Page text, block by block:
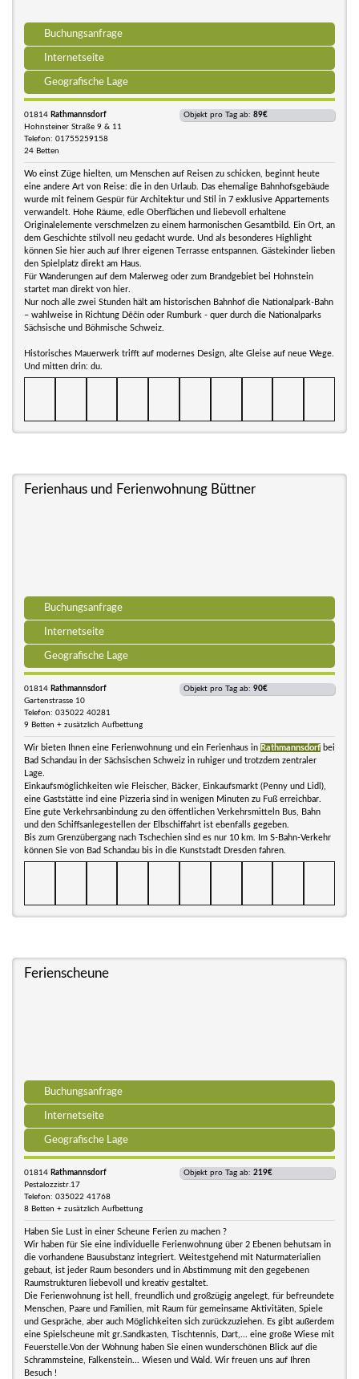
Buchungsanfrage
Internetseite
Geografische Lage
01814 Rathmannsdorf
Hohnsteiner Straße 9 & 11
Telefon: 01755259158
24 Betten
Objekt pro Tag ab: 89€
Wo einst Züge hielten, um Menschen auf Reisen zu schicken, beginnt heute
eine andere Art von Reise: die in den Urlaub. Das ehemalige Bahnhofsgebäude
wurde mit feinem Gespür für Architektur und Stil in 7 exklusive Appartements
verwandelt. Hohe Räume, edle Oberflächen und liebevoll erhaltene
Originalelemente verschmelzen zu einem harmonischen Gesamtbild. Ein Ort, an
dem Geschichte stilvoll neu gedacht wurde. Und als besonderes Highlight
können Sie hier auch auf Ihrer eigenen Terrasse entspannen. Gästekinder lieben
den Spielplatz direkt am Haus.
Für Wanderungen auf dem Malerweg oder zum Brandgebiet bei Hohnstein
startet man direkt von hier.
Nur noch alle zwei Stunden hält am historischen Bahnhof die Nationalpark-Bahn
– wahlweise in Richtung Děčín oder Rumburk - quer durch die Nationalparks
Sächsische und Böhmische Schweiz.
Historisches Mauerwerk trifft auf modernes Design, alte Gleise auf neue Wege.
Und mitten drin: du.
Ferienhaus und Ferienwohnung Büttner
Buchungsanfrage
Internetseite
Geografische Lage
01814 Rathmannsdorf
Gartenstrasse 10
Telefon: 035022 40281
9 Betten + zusätzlich Aufbettung
Objekt pro Tag ab: 90€
Wir bieten Ihnen eine Ferienwohnung und ein Ferienhaus in Rathmannsdorf bei
Bad Schandau in der Sächsischen Schweiz in ruhiger und trotzdem zentraler
Lage.
Einkaufsmöglichkeiten wie Fleischer, Bäcker, Einkaufsmarkt (Penny und Lidl),
eine Gaststätte ind eine Pizzeria sind in wenigen Minuten zu Fuß erreichbar.
Eine gute Verkehrsanbindung zu den öffentlichen Verkehrsmitteln Bus, Bahn
und den Schiffsanlegestellen der Elbschiffahrt ist ebenfalls gegeben.
Bis zum Grenzübergang nach Tschechien sind es nur 10 km. Im S-Bahn-Verkehr
können Sie von Bad Schandau bis in die Kunststadt Dresden fahren.
Ferienscheune
Buchungsanfrage
Internetseite
Geografische Lage
01814 Rathmannsdorf
Pestalozzistr.17
Telefon: 035022 41768
8 Betten + zusätzlich Aufbettung
Objekt pro Tag ab: 219€
Haben Sie Lust in einer Scheune Ferien zu machen ?
Wir haben für Sie eine individuelle Ferienwohnung über 2 Ebenen behutsam in
die vorhandene Bausubstanz integriert. Weitestgehend mit Naturmaterialien
gebaut, ist jeder Raum besonders und in Abstimmung mit den gegebenen
Raumstrukturen liebevoll und kreativ gestaltet.
Die Ferienwohnung ist hell, freundlich und großzügig angelegt, für befreundete
Menschen, Paare und Familien, mit Raum für gemeinsame Aktivitäten, Spiele
und Gespräche, aber auch Möglichkeiten sich zurückzuziehen. Es gibt außerdem
eine Spielscheune mit gr.Sandkasten, Tischtennis, Dart,... eine große Wiese mit
Feuerstelle.Von der Wohnung haben Sie einen wunderschönen Blick auf die
Schrammsteine, Falkenstein... Wiesen und Wald. Wir freuen uns auf Ihren
Besuch !